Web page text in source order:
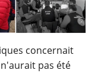
concernait
pas été